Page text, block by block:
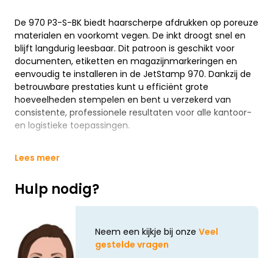
De 970 P3-S-BK biedt haarscherpe afdrukken op poreuze
materialen en voorkomt vegen. De inkt droogt snel en
blijft langdurig leesbaar. Dit patroon is geschikt voor
documenten, etiketten en magazijnmarkeringen en
eenvoudig te installeren in de JetStamp 970. Dankzij de
betrouwbare prestaties kunt u efficiënt grote
hoeveelheden stempelen en bent u verzekerd van
consistente, professionele resultaten voor alle kantoor-
en logistieke toepassingen.
Lees meer
Hulp nodig?
Neem een kijkje bij onze Veel
gestelde vragen